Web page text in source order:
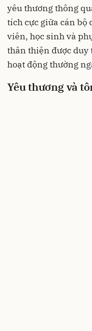
yêu thương thông
tích cực giữa cán bộ
viên, học sinh và
thân thiện được
hoạt động thường
Yêu thương và